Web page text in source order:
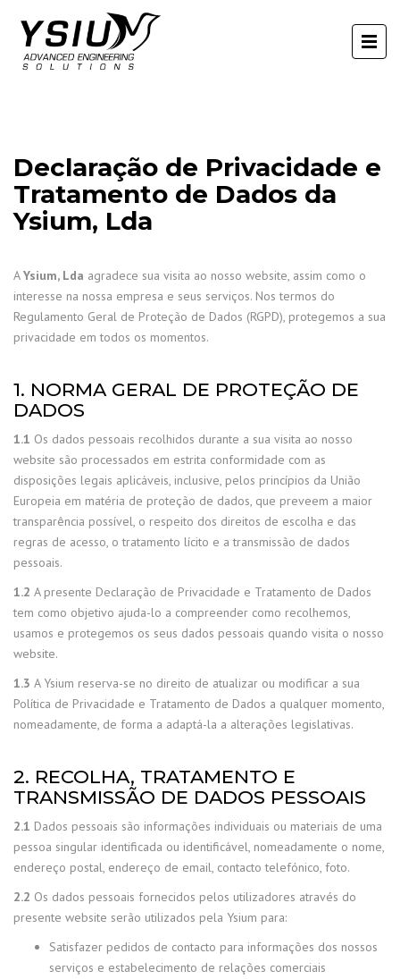
Declaração de Privacidade e
Tratamento de Dados da
Ysium, Lda
AYsium, Lda agradece sua visita ao nosso website, assim como o
interesse na nossa empresa e seus serviços. Nos termos do
Regulamento Geral de Proteção de Dados (RGPD), protegemos a sua
privacidade em todos os momentos.
1. NORMA GERAL DE PROTEÇÃO DE
DADOS
1.1 Os dados pessoais recolhidos durante a sua visita ao nosso
website são processados em estrita conformidade com as
disposições legais aplicáveis, inclusive, pelos princípios da União
Europeia em matéria de proteção de dados, que preveem a maior
transparência possível, o respeito dos direitos de escolha e das
regras de acesso, o tratamento lícito e a transmissão de dados
pessoais.
1.2 A presente Declaração de Privacidade e Tratamento de Dados
tem como objetivo ajuda-lo a compreender como recolhemos,
usamos e protegemos os seus dados pessoais quando visita o nosso
website.
1.3 A Ysium reserva-se no direito de atualizar ou modificar a sua
Política de Privacidade e Tratamento de Dados a qualquer momento,
nomeadamente, de forma a adaptá-la a alterações legislativas.
2. RECOLHA, TRATAMENTO E
TRANSMISSÃO DE DADOS PESSOAIS
2.1 Dados pessoais são informações individuais ou materiais de uma
pessoa singular identificada ou identificável, nomeadamente o nome,
endereço postal, endereço de email, contacto telefónico, foto.
2.2 Os dados pessoais fornecidos pelos utilizadores através do
presente website serão utilizados pela Ysium para:
Satisfazer pedidos de contacto para informações dos nossos
serviços e estabelecimento de relações comerciais